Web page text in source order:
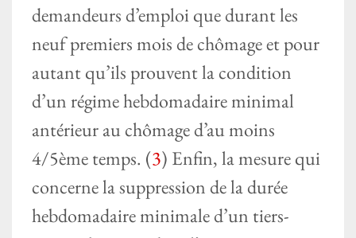
demandeurs d’emploi que durant les
neuf premiers mois de chômage et pour
autant qu’ils prouvent la condition
d’un régime hebdomadaire minimal
antérieur au chômage d’au moins
4/5ème temps. (3) Enfin, la mesure qui
concerne la suppression de la durée
hebdomadaire minimale d’un tiers-